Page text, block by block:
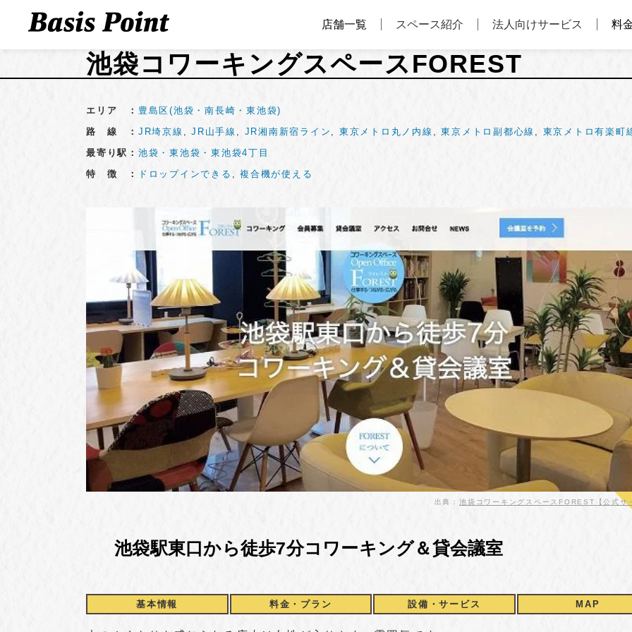
店舗一覧 スペース紹介 法人向けサービス 料
池袋コワーキングスペースFOREST
エリア ： 豊島区(池袋・南長崎・東池袋)
路 線 ： JR埼京線 ,JR山手線 , JR湘南新宿ライン , 東京メトロ丸ノ内線 ,東京メトロ副都心線 , 東京メトロ有楽町
最寄り駅： 池袋・東池袋・東池袋4丁目
特 徴 ：
ドロップインできる ,複合機が使える
出典： 池袋コワーキングスペースFOREST【公式サ
池袋駅東口から徒歩7分コワーキング＆貸会議室
基本情報 料金・ プラン 設備・サービス MAP